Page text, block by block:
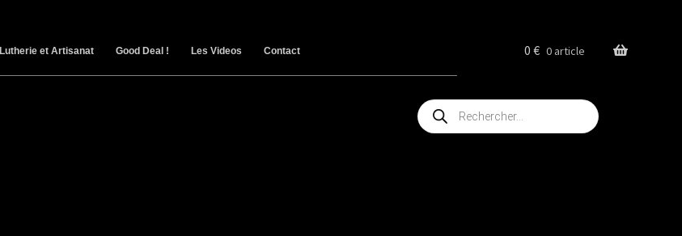
Lutherie et Artisanat Good Deal ! Les Videos Contact 0€ 0 article
Recherche
de
produits